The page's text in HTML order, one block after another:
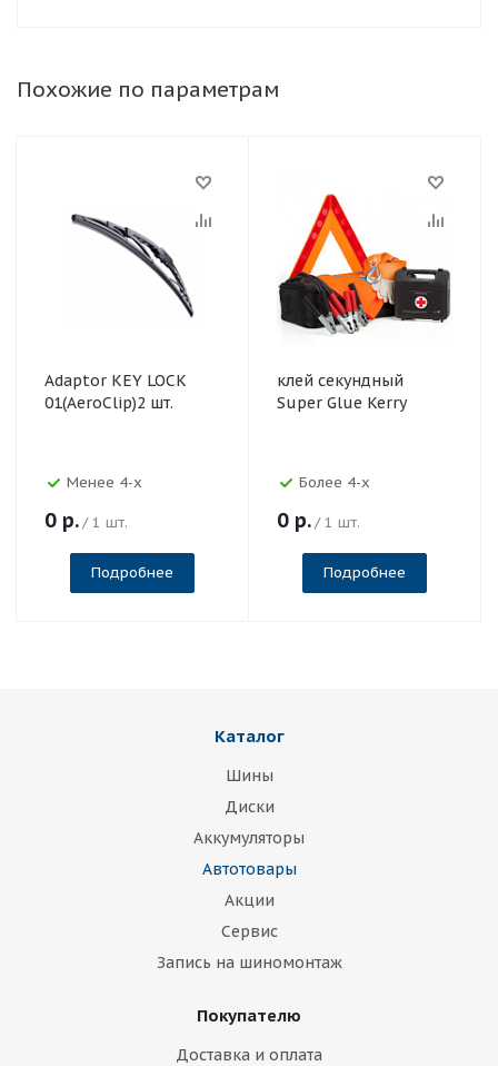
Похожие по параметрам
Adaptor KEY LOCK
01(AeroClip)2 шт.
Менее 4-х
0 р./ 1 шт.
Подробнее
клей секундный
Super Glue Kerry
Более 4-х
0 р./ 1 шт.
Подробнее
Каталог
Шины
Диски
Аккумуляторы
Автотовары
Акции
Сервис
Запись на шиномонтаж
Покупателю
Доставка и оплата